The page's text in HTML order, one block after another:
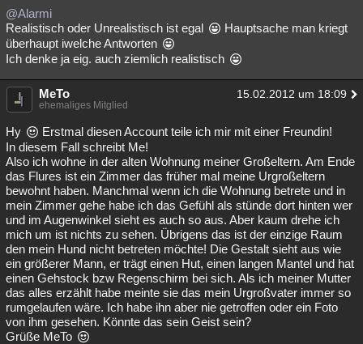
@Alarmi
Realistisch oder Unrealistisch ist egal
Hauptsache man kriegt
überhaupt iwelche Antworten
Ich denke ja eig. auch ziemlich realistisch
MeTo 15.02.2012 um 18:09
ehemaliges Mitglied
Hy
Erstmal diesen Account teile ich mir mit einer Freundin!
In diesem Fall schreibt Me!
Also ich wohne in der alten Wohnung meiner Großeltern. Am Ende
das Flures ist ein Zimmer das früher mal meine Urgroßeltern
bewohnt haben. Manchmal wenn ich die Wohnung betrete und in
mein Zimmer gehe habe ich das Gefühl als stünde dort hinten wer
und im Augenwinkel sieht es auch so aus. Aber kaum drehe ich
mich um ist nichts zu sehen. Übrigens das ist der einzige Raum
den mein Hund nicht betreten möchte! Die Gestalt sieht aus wie
ein größerer Mann, er trägt einen Hut, einen langen Mantel und hat
einen Gehstock bzw Regenschirm bei sich. Als ich meiner Mutter
das alles erzählt habe meinte sie das mein Urgroßvater immer so
rumgelaufen wäre. Ich habe ihn aber nie getroffen oder ein Foto
von ihm gesehen. Könnte das sein Geist sein?
Grüße MeTo